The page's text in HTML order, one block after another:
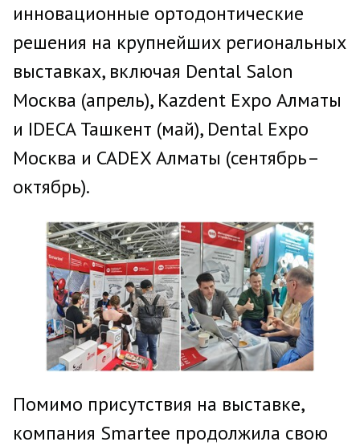
инновационные ортодонтические
решения на крупнейших региональных
выставках, включая Dental Salon
Москва (апрель), Kazdent Expo Алматы
и IDECA Ташкент (май), Dental Expo
Москва и CADEX Алматы (сентябрь–
октябрь).
Помимо присутствия на выставке,
компания Smartee продолжила свою